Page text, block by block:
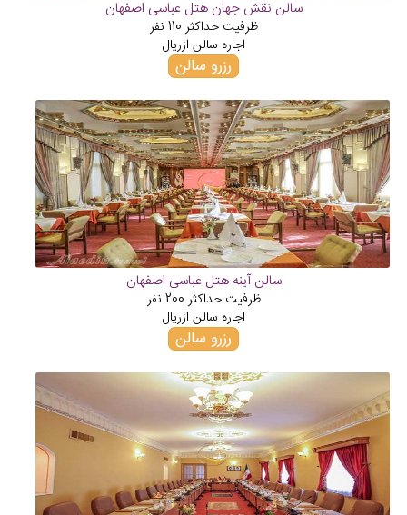
سالن نقش جهان هتل عباسی اصفهان
ظرفیت حداکثر 110 نفر
اجاره سالن ازریال
رزرو سالن
سالن آینه هتل عباسی اصفهان
ظرفیت حداکثر 200 نفر
اجاره سالن ازریال
رزرو سالن